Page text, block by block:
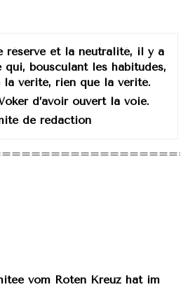
réserve et la neutralité, il y a
qui, bousculant les habitudes,
vérité, rien que la vérité.
d’avoir ouvert la voie.
de rédaction
vom Roten Kreuz hat im